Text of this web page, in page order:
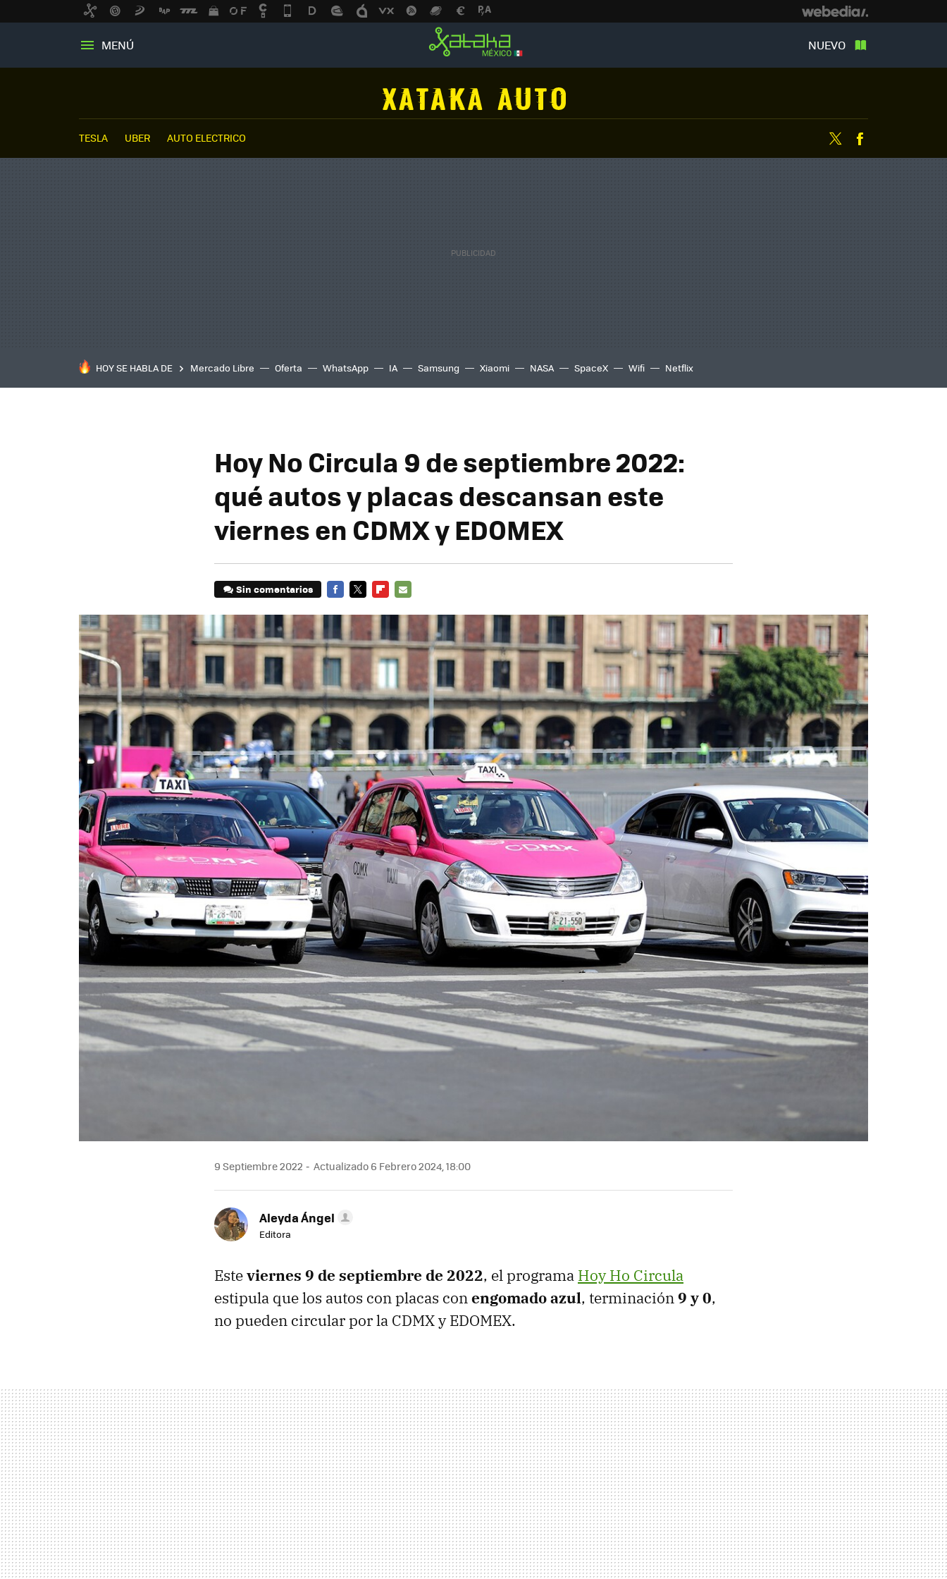
MENÚ NUEVO
TESLA UBER AUTO ELECTRICO Twitter
HOY SE HABLA DE Mercado Libre Oferta WhatsApp IA Samsung Xiaomi NASA SpaceX Wifi Netflix
Hoy No Circula 9 de septiembre 2022:
qué autos y placas descansan este
viernes en CDMX y EDOMEX
Sin comentarios
9 Septiembre 2022 Actualizado 6 Febrero 2024, 18:00
Aleyda Ángel
Editora
Esteviernes 9 de septiembre de 2022, el programa Hoy Ho Circula
estipula que los autos con placas conengomado azul, terminación9 y 0,
no pueden circular por la CDMX y EDOMEX.